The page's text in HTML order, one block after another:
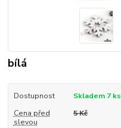
bílá
Dostupnost
Skladem 7 ks
Cena před
slevou
5 Kč